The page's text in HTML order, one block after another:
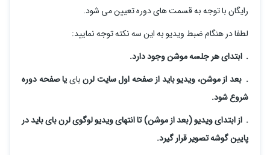
رایگان با توجه به قسمت های دوره تعیین می شود.
لطفا در هنگام ضبط ویدیو به این سه نکته توجه نمایید:
. ابتدای هر جلسه موشن وجود دارد.
. بعد از موشن، ویدیو باید از صفحه اول سایت لرنباییا صفحه دوره
شروع شود.
. از ابتدای ویدیو (بعد از موشن) تا انتهای ویدیو لوگوی لرن بای باید در
پایین گوشه تصویر قرار گیرد.